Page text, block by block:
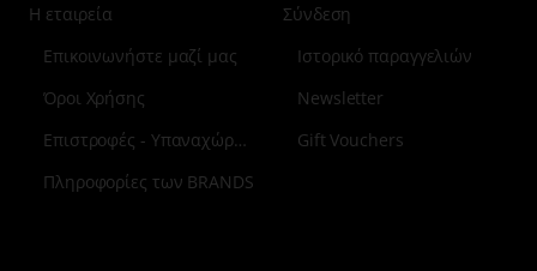
Η εταιρεία
Επικοινωνήστε μαζί μας
Όροι Χρήσης
Επιστροφές - Υπαναχώρηση
Πληροφορίες των BRANDS
Σύνδεση
Ιστορικό παραγγελιών
Newsletter
Gift Vouchers